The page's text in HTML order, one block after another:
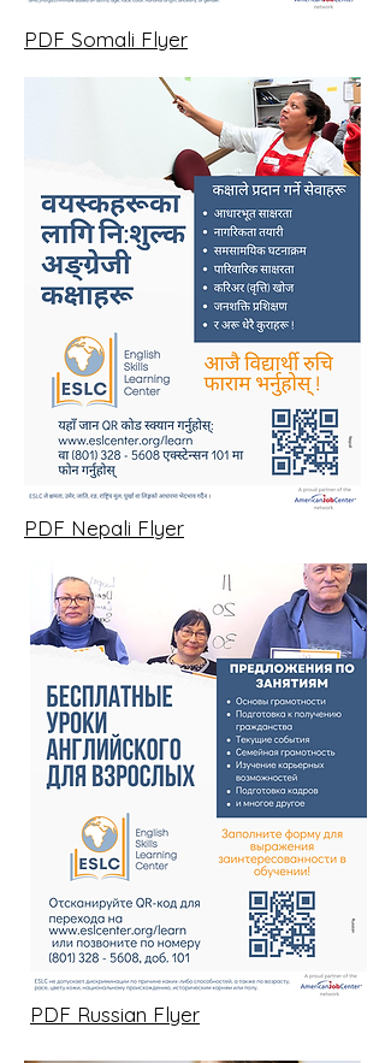
PDF Somali Flyer
PDF Nepali Flyer
PDF Russian Flyer